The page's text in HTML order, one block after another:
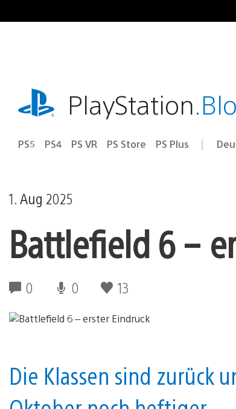
Inhalt
playstation.comPlayStation
PS5 PS4 PS VR PS Store PS Plus
1. Aug 2025
Battlefield 6 –
0 0 13
Die Klassen sind zurück